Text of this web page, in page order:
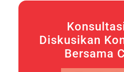
Diskusikan
Bersama